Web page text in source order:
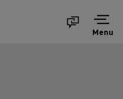
Menu